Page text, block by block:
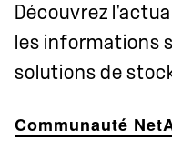
Découvrez
les informations
solutions de
Communauté